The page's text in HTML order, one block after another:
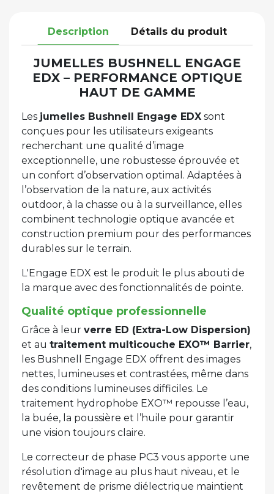
Description Détails du produit
JUMELLES BUSHNELL ENGAGE
EDX – PERFORMANCE OPTIQUE
HAUT DE GAMME
Les jumelles Bushnell Engage EDX sont
conçues pour les utilisateurs exigeants
recherchant une qualité d’image
exceptionnelle, une robustesse éprouvée et
un confort d’observation optimal. Adaptées à
l’observation de la nature, aux activités
outdoor, à la chasse ou à la surveillance, elles
combinent technologie optique avancée et
construction premium pour des performances
durables sur le terrain.
L'Engage EDX est le produit le plus abouti de
la marque avec des fonctionnalités de pointe.
Qualité optique professionnelle
Grâce à leur verre ED (Extra-Low Dispersion)
et au traitement multicouche EXO™ Barrier,
les Bushnell Engage EDX offrent des images
nettes, lumineuses et contrastées, même dans
des conditions lumineuses difficiles. Le
traitement hydrophobe EXO™ repousse l’eau,
la buée, la poussière et l’huile pour garantir
une vision toujours claire.
Le correcteur de phase PC3 vous apporte une
résolution d'image au plus haut niveau, et le
revêtement de prisme diélectrique maintient